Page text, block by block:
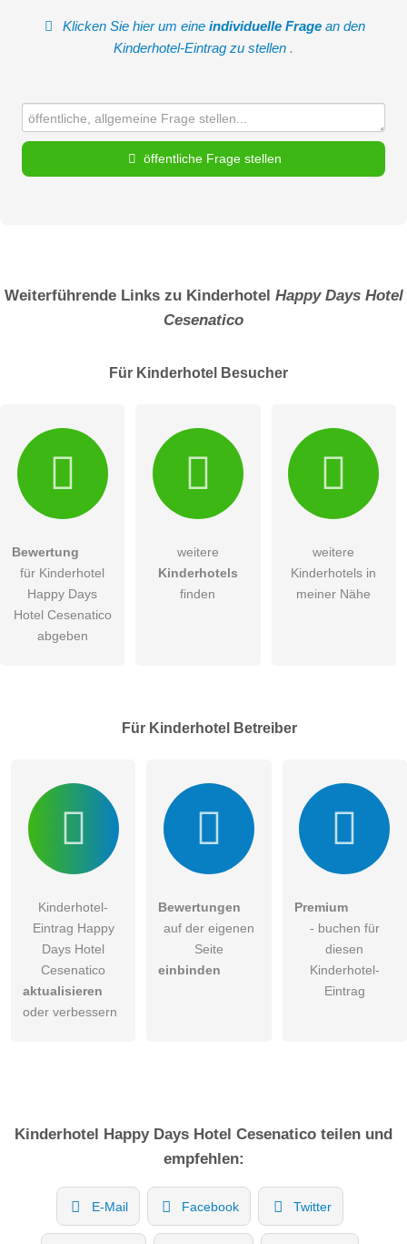
Klicken Sie hier um eineindividuelle Frage an den
Kinderhotel-Eintrag zu stellen .
öffentliche Frage stellen
Die Datenschutzerklärunghabe ich zur Kenntnis genommen.
öffentliche Frage stellen
Kinderhotel-Eintrag zu stellen.
Weiterführende Links zu Kinderhotel Happy Days Hotel
Cesenatico
Für Kinderhotel Besucher
Bewertung
für Kinderhotel
Happy Days
Hotel Cesenatico
abgeben
weitere
Kinderhotels
finden
weitere
Kinderhotels in
meiner Nähe
Für Kinderhotel Betreiber
Kinderhotel-
Eintrag Happy
Days Hotel
Cesenatico
aktualisieren
oder verbessern
Bewertungen
auf der eigenen
Seite
einbinden
Premium
- buchen für
diesen
Kinderhotel-
Eintrag
Kinderhotel Happy Days Hotel Cesenatico teilen und
empfehlen:
E-Mail Facebook Twitter